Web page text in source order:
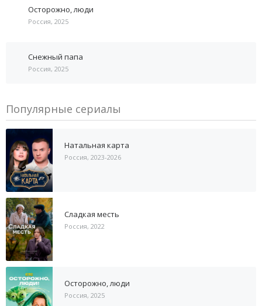
Осторожно, люди
Россия, 2025
Снежный папа
Россия, 2025
Популярные сериалы
Натальная карта
Россия, 2023-2026
Сладкая месть
Россия, 2022
Осторожно, люди
Россия, 2025